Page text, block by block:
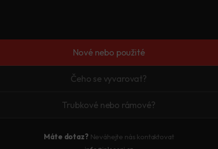
Nové nebo použité
Čeho se vyvarovat?
Trubkové nebo rámové?
Máte dotaz? Neváhejte nás kontaktovat